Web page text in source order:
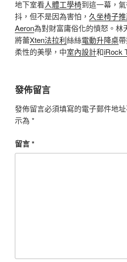
地下室看人體工學椅到這一幕，
抖，但不是因為害怕， 久坐椅子
Aeron為對財富庸俗化的憤怒。林
將蕾Xten法拉利絲絲電動升降桌
柔性的美學，中室內設計和iRock
發佈留言
發佈留言必須填寫的電子郵件地址
示為 *
留言*